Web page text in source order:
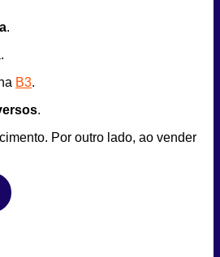
.
B3.
.
Por outro lado, ao vender